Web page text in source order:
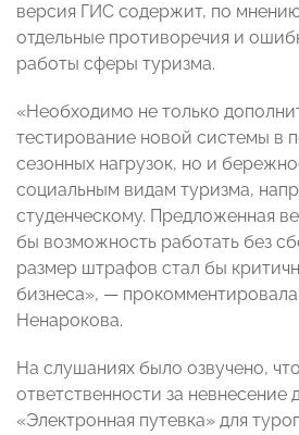
версия ГИС содержит, по
отдельные противоречия и
работы сферы туризма.
«Необходимо не только
тестирование новой системы в
сезонных нагрузок, но и
социальным видам туризма,
студенческому. Предложенная
бы возможность работать без
размер штрафов стал бы
бизнеса», —
Ненарокова.
На слушаниях было озвучено,
ответственности за невнесение
«Электронная путевка» для